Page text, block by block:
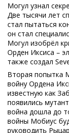
Могул узнал
Две тысячи лет
стал пытаться
он стал
Могул изобрёл
Орден Иксиса –
также создал
Вторая попытка
войну Ордена
известную как
появились
война дошла до
войны Мобиус
руководить